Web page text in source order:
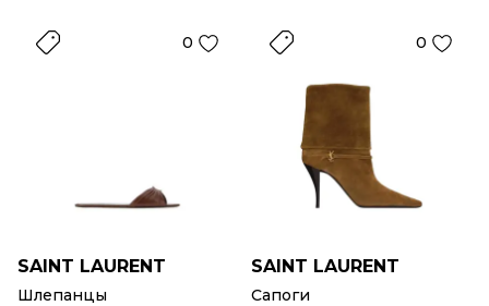
0
SAINT LAURENT
Шлепанцы
0
SAINT LAURENT
Сапоги